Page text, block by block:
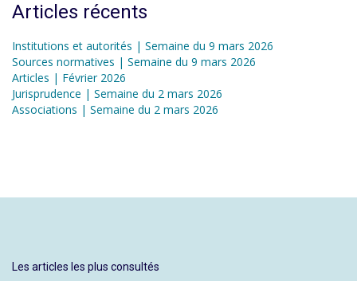
Articles récents
Institutions et autorités | Semaine du 9 mars 2026
Sources normatives | Semaine du 9 mars 2026
Articles | Février 2026
Jurisprudence | Semaine du 2 mars 2026
Associations | Semaine du 2 mars 2026
Les articles les plus consultés